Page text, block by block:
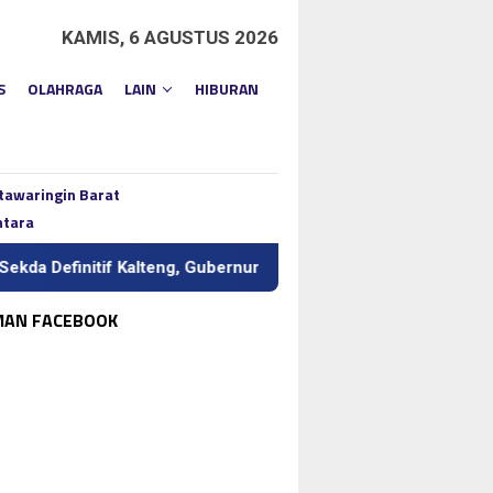
KAMIS, 6 AGUSTUS 2026
OLAHRAGA LAIN HIBURAN
Barat
Kalteng, Gubernur Tekankan Kerja Keras dan
FACEBOOK